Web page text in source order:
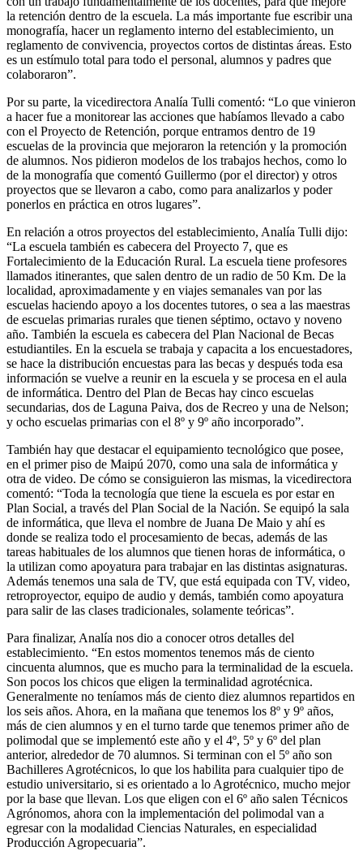
la retención dentro de la escuela. La más importante fue escribir una
monografía, hacer un reglamento interno del establecimiento, un
reglamento de convivencia, proyectos cortos de distintas áreas. Esto
es un estímulo total para todo el personal, alumnos y padres que
colaboraron”.
Por su parte, la vicedirectora Analía Tulli comentó: “Lo que vinieron
a hacer fue a monitorear las acciones que habíamos llevado a cabo
con el Proyecto de Retención, porque entramos dentro de 19
escuelas de la provincia que mejoraron la retención y la promoción
de alumnos. Nos pidieron modelos de los trabajos hechos, como lo
de la monografía que comentó Guillermo (por el director) y otros
proyectos que se llevaron a cabo, como para analizarlos y poder
ponerlos en práctica en otros lugares”.
En relación a otros proyectos del establecimiento, Analía Tulli dijo:
“La escuela también es cabecera del Proyecto 7, que es
Fortalecimiento de la Educación Rural. La escuela tiene profesores
llamados itinerantes, que salen dentro de un radio de 50 Km. De la
localidad, aproximadamente y en viajes semanales van por las
escuelas haciendo apoyo a los docentes tutores, o sea a las maestras
de escuelas primarias rurales que tienen séptimo, octavo y noveno
año. También la escuela es cabecera del Plan Nacional de Becas
estudiantiles. En la escuela se trabaja y capacita a los encuestadores,
se hace la distribución encuestas para las becas y después toda esa
información se vuelve a reunir en la escuela y se procesa en el aula
de informática. Dentro del Plan de Becas hay cinco escuelas
secundarias, dos de Laguna Paiva, dos de Recreo y una de Nelson;
y ocho escuelas primarias con el 8º y 9º año incorporado”.
También hay que destacar el equipamiento tecnológico que posee,
en el primer piso de Maipú 2070, como una sala de informática y
otra de video. De cómo se consiguieron las mismas, la vicedirectora
comentó: “Toda la tecnología que tiene la escuela es por estar en
Plan Social, a través del Plan Social de la Nación. Se equipó la sala
de informática, que lleva el nombre de Juana De Maio y ahí es
donde se realiza todo el procesamiento de becas, además de las
tareas habituales de los alumnos que tienen horas de informática, o
la utilizan como apoyatura para trabajar en las distintas asignaturas.
Además tenemos una sala de TV, que está equipada con TV, video,
retroproyector, equipo de audio y demás, también como apoyatura
para salir de las clases tradicionales, solamente teóricas”.
Para finalizar, Analía nos dio a conocer otros detalles del
establecimiento. “En estos momentos tenemos más de ciento
cincuenta alumnos, que es mucho para la terminalidad de la escuela.
Son pocos los chicos que eligen la terminalidad agrotécnica.
Generalmente no teníamos más de ciento diez alumnos repartidos en
los seis años. Ahora, en la mañana que tenemos los 8º y 9º años,
más de cien alumnos y en el turno tarde que tenemos primer año de
polimodal que se implementó este año y el 4º, 5º y 6º del plan
anterior, alrededor de 70 alumnos. Si terminan con el 5º año son
Bachilleres Agrotécnicos, lo que los habilita para cualquier tipo de
estudio universitario, si es orientado a lo Agrotécnico, mucho mejor
por la base que llevan. Los que eligen con el 6º año salen Técnicos
Agrónomos, ahora con la implementación del polimodal van a
egresar con la modalidad Ciencias Naturales, en especialidad
Producción Agropecuaria”.